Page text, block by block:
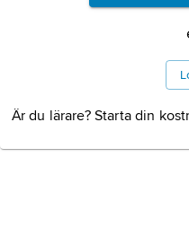
Är du lärare? Starta din